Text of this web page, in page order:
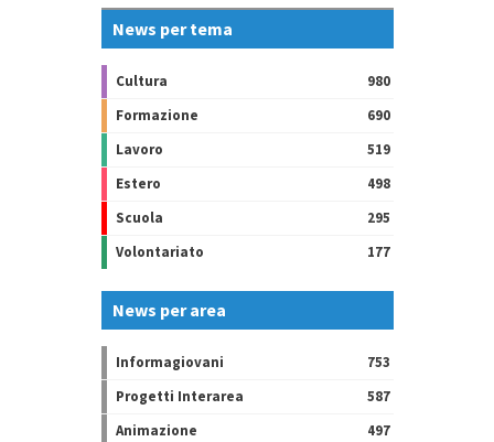
News per tema
Cultura
980
Formazione
690
Lavoro
519
Estero
498
Scuola
295
Volontariato
177
News per area
Informagiovani
753
Progetti Interarea
587
Animazione
497